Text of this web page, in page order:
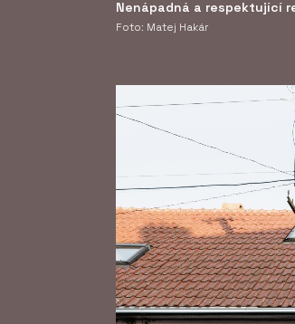
Nenápadná a respektující
Foto: Matej Hakár